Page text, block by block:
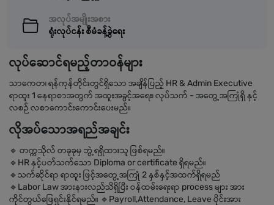
အလုပ်အမျိုးအစား
ရုံးလုပ်ငန်း စီမံခန့်ခွဲရေး
လုပ်ဆောင်ရမည့်တာဝန်များ
သာကေတ၊ ရန်ကုန်တိုင်းတွင်ရှိသော အချိန်ပြည့် HR & Admin Executive
ရာထူး 1 နေရာစာအတွက် အထူးအခွင့်အရေး၊ လုပ်သက် - အတွေ့အကြုံရှိ နှင့်
လစဉ် လစာကောင်းကောင်းပေးမည်။
လိုအပ်သောအရည်အချင်း
🔹 တက္ကသိုလ် တခုခုမှ ဘွဲ့ရရှိထားသူ ဖြစ်ရမည်။
🔹HR နှင့်ပတ်သက်သော Diploma or certificate ရှိရမည်။
🔹သက်ဆိုင်ရာ ရာထူး ဖြင့်အတွေ့အကြုံ 2 နှစ်နှင့်အထက်ရှိရမည်
🔹Labor Law အားနားလည်သိရှိပြီး ဝန်ထမ်းရေးရာ process များ အား
ကိုင်တွယ်ဖြေရှင်းနိုင်ရမည်။ 🔹Payroll,Attendance, Leave ပိုင်းအား